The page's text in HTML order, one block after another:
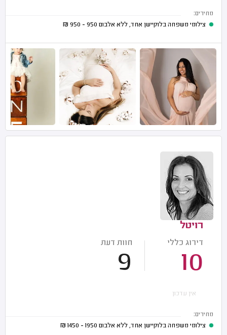
מחירים:
צילומי משפחה בלוקיישן אחד, ללא אלבום 950 - 950
₪
רויטל
דירוג כללי
10
חוות דעת
9
אין עדכון
מחירים:
צילומי משפחה בלוקיישן אחד, ללא אלבום 1950 - 1450
₪